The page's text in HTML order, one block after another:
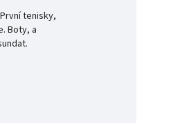
tenisky,
Boty, a